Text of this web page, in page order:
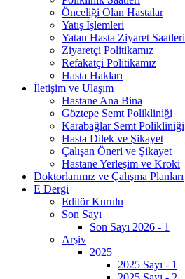
Önceliği Olan Hastalar
Yatış İşlemleri
Yatan Hasta Ziyaret Saatleri
Ziyaretçi Politikamız
Refakatçi Politikamız
Hasta Hakları
İletişim ve Ulaşım
Hastane Ana Bina
Göztepe Semt Polikliniği
Karabağlar Semt Polikliniği
Hasta Dilek ve Şikayet
Çalışan Öneri ve Şikayet
Hastane Yerleşim ve Kroki
Doktorlarımız ve Çalışma Planları
E Dergi
Editör Kurulu
Son Sayı
Son Sayı 2026 - 1
Arşiv
2025
2025 Sayı - 1